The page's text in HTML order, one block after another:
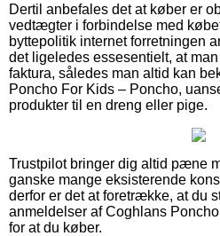
Dertil anbefales det at køber er
vedtægter i forbindelse med
byttepolitik internet forretningen
det ligeledes essesentielt, at
faktura, således man altid kan
Poncho For Kids – Poncho,
produkter til en dreng eller pige.
Trustpilot bringer dig altid pæne
ganske mange eksisterende
derfor er det at foretrække, at du
anmeldelser af Coghlans
for at du køber.